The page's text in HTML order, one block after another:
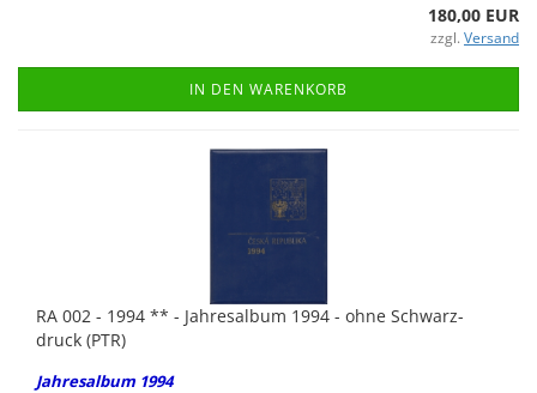
180,00 EUR
zzgl. Versand
IN DEN WARENKORB
RA 002 - 1994 ** - Jah­res­al­bum 1994 - ohne Schwarz­
druck (PTR)
Jah­res­al­bum 1994